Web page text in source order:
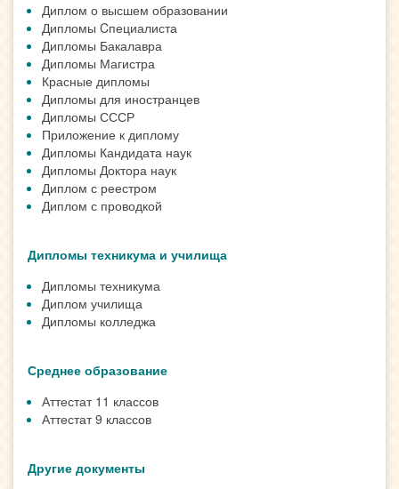
Диплом о высшем образовании
Дипломы Cпециалиста
Дипломы Бакалавра
Дипломы Магистра
Красные дипломы
Дипломы для иностранцев
Дипломы СССР
Приложение к диплому
Дипломы Кандидата наук
Дипломы Доктора наук
Диплом с реестром
Диплом с проводкой
Дипломы техникума и училища
Дипломы техникума
Диплом училища
Дипломы колледжа
Среднее образование
Аттестат 11 классов
Аттестат 9 классов
Другие документы